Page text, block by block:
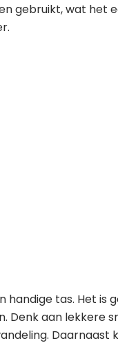
gebruikt, wat het
tas. Het is
Denk aan lekkere
Daarnaast